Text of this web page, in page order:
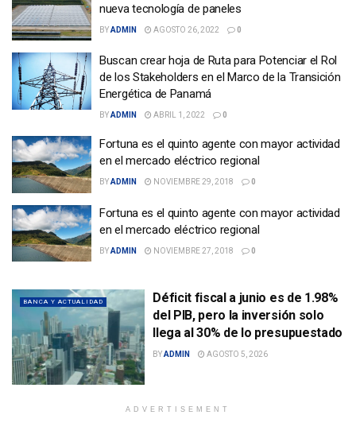
nueva tecnología de paneles
BYADMIN AGOSTO 26, 2022 0
Buscan crear hoja de Ruta para Potenciar el Rol
de los Stakeholders en el Marco de la Transición
Energética de Panamá
BYADMIN ABRIL 1, 2022 0
Fortuna es el quinto agente con mayor actividad
en el mercado eléctrico regional
BYADMIN NOVIEMBRE 29, 2018 0
Fortuna es el quinto agente con mayor actividad
en el mercado eléctrico regional
BYADMIN NOVIEMBRE 27, 2018 0
BANCA Y ACTUALIDAD
Déficit fiscal a junio es de 1.98%
del PIB, pero la inversión solo
llega al 30% de lo presupuestado
BYADMIN AGOSTO 5, 2026
ADVERTISEMENT